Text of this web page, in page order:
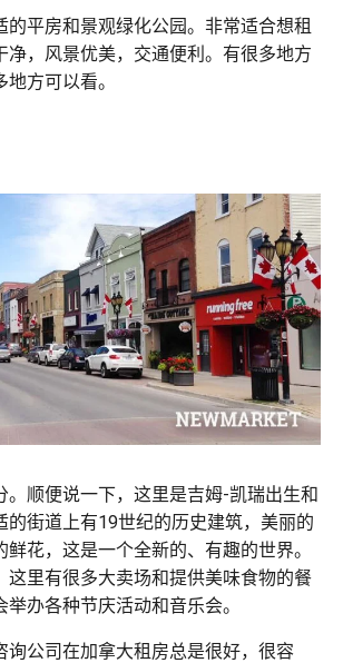
的平房和景观绿化公园。非常适合想租
净，风景优美，交通便利。有很多地方
方可以看。
。顺便说一下，这里是吉姆-凯瑞出生和
的街道上有19世纪的历史建筑，美丽的
花，这是一个全新的、有趣的世界。
这里有很多大卖场和提供美味食物的餐
办各种节庆活动和音乐会。
询公司在加拿大租房总是很好，很容